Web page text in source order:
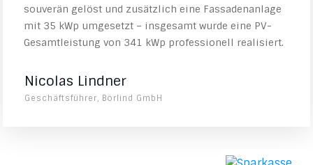
souverän gelöst und zusätzlich eine Fassadenanlage
mit 35 kWp umgesetzt – insgesamt wurde eine PV-
Gesamtleistung von 341 kWp professionell realisiert.
Nicolas Lindner
Geschäftsführer, Börlind GmbH